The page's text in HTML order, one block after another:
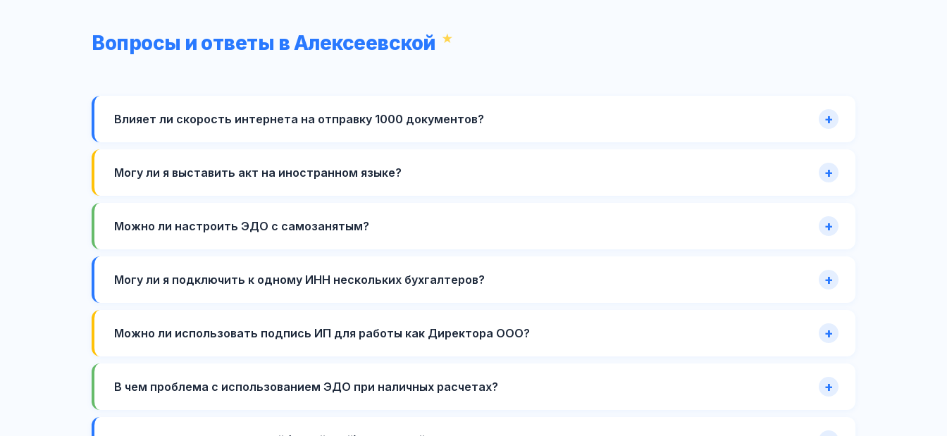
Вопросы и ответы в Алексеевской
Влияет ли скорость интернета на отправку 1000 документов?
Могу ли я выставить акт на иностранном языке?
Можно ли настроить ЭДО с самозанятым?
Могу ли я подключить к одному ИНН нескольких бухгалтеров?
Можно ли использовать подпись ИП для работы как Директора ООО?
В чем проблема с использованием ЭДО при наличных расчетах?